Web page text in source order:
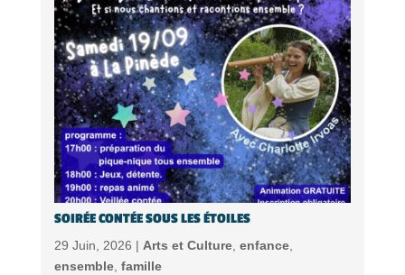
SOIRÉE CONTÉE SOUS LES ÉTOILES
29 Juin, 2026 | Arts et Culture, enfance,
ensemble, famille